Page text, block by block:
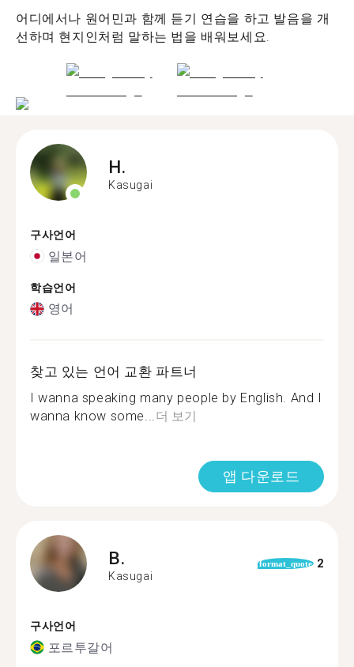
어디에서나 원어민과 함께 듣기 연습을 하고 발음을 개
선하며 현지인처럼 말하는 법을 배워보세요.
H.
Kasugai
구사언어
일본어
학습언어
영어
찾고 있는 언어 교환 파트너
I wanna speaking many people by English. And I
wanna know some...더 보기
앱 다운로드
B.
Kasugai
format_quote 2
구사언어
포르투갈어